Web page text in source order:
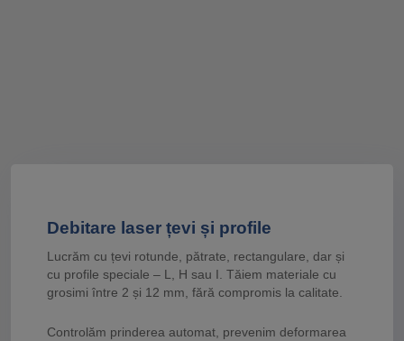
Debitare laser țevi și profile
Lucrăm cu țevi rotunde, pătrate, rectangulare, dar și
cu profile speciale – L, H sau I. Tăiem materiale cu
grosimi între 2 și 12 mm, fără compromis la calitate.
Controlăm prinderea automat, prevenim deformarea